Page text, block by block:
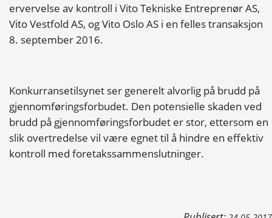
ervervelse av kontroll i Vito Tekniske Entreprenør AS,
Vito Vestfold AS, og Vito Oslo AS i en felles transaksjon
8. september 2016.
Konkurransetilsynet ser generelt alvorlig på brudd på
gjennomføringsforbudet. Den potensielle skaden ved
brudd på gjennomføringsforbudet er stor, ettersom en
slik overtredelse vil være egnet til å hindre en effektiv
kontroll med foretakssammenslutninger.